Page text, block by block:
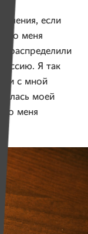
если
но меня
распределили
Я так
с мной
моей
меня